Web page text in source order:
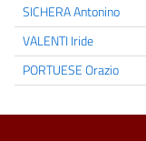
SICHERA Antonino
VALENTI Iride
PORTUESE Orazio